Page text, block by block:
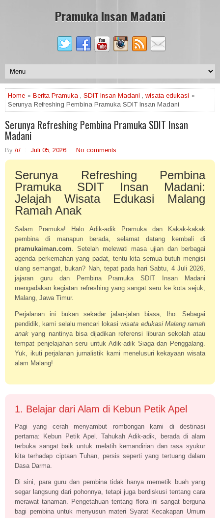
Pramuka Insan Madani
Home » Berita Pramuka , SDIT Insan Madani , wisata edukasi »
Serunya Refreshing Pembina Pramuka SDIT Insan Madani
Serunya Refreshing Pembina Pramuka SDIT Insan
Madani
By /r/ Juli 05, 2026 No comments
Serunya Refreshing Pembina
Pramuka SDIT Insan Madani:
Jelajah Wisata Edukasi Malang
Ramah Anak
Salam Pramuka! Halo Adik-adik Pramuka dan Kakak-kakak
pembina di manapun berada, selamat datang kembali di
pramukaiman.com. Setelah melewati masa ujian dan berbagai
agenda perkemahan yang padat, tentu kita semua butuh mengisi
ulang semangat, bukan? Nah, tepat pada hari Sabtu, 4 Juli 2026,
jajaran guru dan Pembina Pramuka SDIT Insan Madani
mengadakan kegiatan refreshing yang sangat seru ke kota sejuk,
Malang, Jawa Timur.
Perjalanan ini bukan sekadar jalan-jalan biasa, lho. Sebagai
pendidik, kami selalu mencari lokasiwisata edukasi Malang ramah
anak yang nantinya bisa dijadikan referensi liburan sekolah atau
tempat penjelajahan seru untuk Adik-adik Siaga dan Penggalang.
Yuk, ikuti perjalanan jurnalistik kami menelusuri kekayaan wisata
alam Malang!
1. Belajar dari Alam di Kebun Petik Apel
Pagi yang cerah menyambut rombongan kami di destinasi
pertama: Kebun Petik Apel. Tahukah Adik-adik, berada di alam
terbuka sangat baik untuk melatih kemandirian dan rasa syukur
kita terhadap ciptaan Tuhan, persis seperti yang tertuang dalam
Dasa Darma.
Di sini, para guru dan pembina tidak hanya memetik buah yang
segar langsung dari pohonnya, tetapi juga berdiskusi tentang cara
merawat tanaman. Pengetahuan tentang flora ini sangat berguna
bagi pembina untuk menyusun materi Syarat Kecakapan Umum